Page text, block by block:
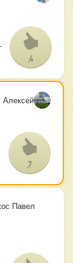
4
Алексей
7
Павел